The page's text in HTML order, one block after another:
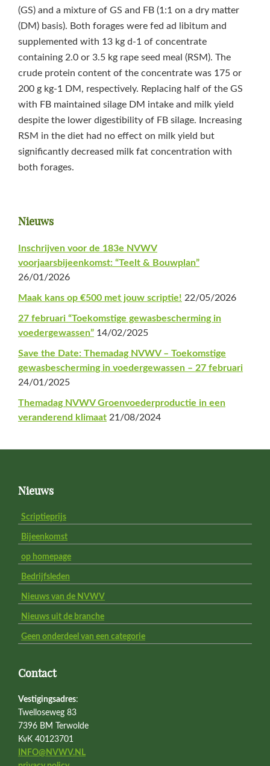
(GS) and a mixture of GS and FB (1:1 on a dry matter
(DM) basis). Both forages were fed ad libitum and
supplemented with 13 kg d‑1 of concentrate
containing 2.0 or 3.5 kg rape seed meal (RSM). The
crude protein content of the concentrate was 175 or
200 g kg‑1 DM, respectively. Replacing half of the GS
with FB maintained silage DM intake and milk yield
despite the lower digestibility of FB silage. Increasing
RSM in the diet had no effect on milk yield but
significantly decreased milk fat concentration with
both forages.
Primaire
Sidebar
Nieuws
Inschrijven voor de 183e NVWV
voorjaarsbijeenkomst: “Teelt & Bouwplan”
26/01/2026
Maak kans op €500 met jouw scriptie! 22/05/2026
27 februari “Toekomstige gewasbescherming in
voedergewassen” 14/02/2025
Save the Date: Themadag NVWV – Toekomstige
gewasbescherming in voedergewassen – 27 februari
24/01/2025
Themadag NVWV Groenvoederproductie in een
veranderend klimaat 21/08/2024
FooterNieuws
Scriptieprijs
Bijeenkomst
op homepage
Bedrijfsleden
Nieuws van de NVWV
Nieuws uit de branche
Geen onderdeel van een categorie
Contact
Vestigingsadres:
Twelloseweg 83
7396 BM Terwolde
KvK 40123701
INFO@NVWV.NL